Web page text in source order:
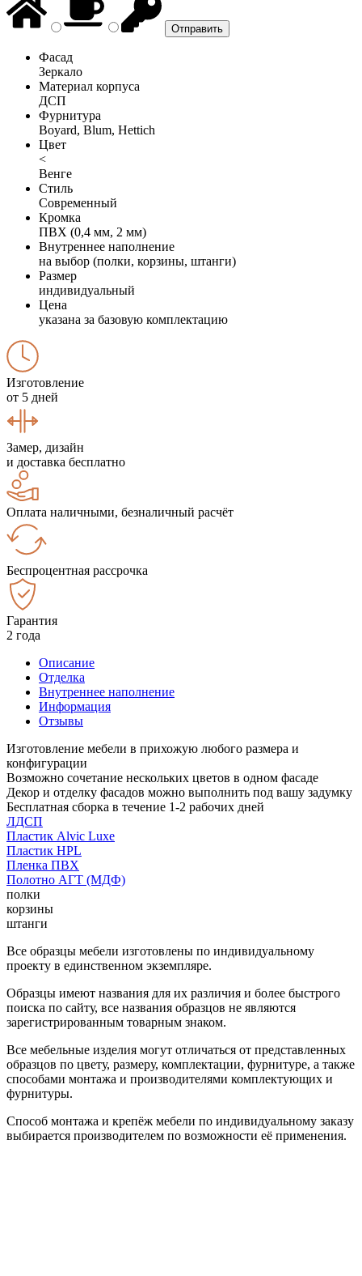
Фасад
Зеркало
Материал корпуса
ДСП
Фурнитура
Boyard, Blum, Hettich
Цвет
<
Венге
Стиль
Современный
Кромка
ПВХ (0,4 мм, 2 мм)
Внутреннее наполнение
на выбор (полки, корзины, штанги)
Размер
индивидуальный
Цена
указана за базовую комплектацию
Изготовление
от 5 дней
Замер, дизайн
и доставка бесплатно
Оплата наличными, безналичный расчёт
Беспроцентная рассрочка
Гарантия
2 года
Описание
Отделка
Внутреннее наполнение
Информация
Отзывы
Изготовление мебели в прихожую любого размера и
конфигурации
Возможно сочетание нескольких цветов в одном фасаде
Декор и отделку фасадов можно выполнить под вашу задумку
Бесплатная сборка в течение 1-2 рабочих дней
ЛДСП
Пластик Alvic Luxe
Пластик HPL
Пленка ПВХ
Полотно АГТ (МДФ)
полки
корзины
штанги
Все образцы мебели изготовлены по индивидуальному
проекту в единственном экземпляре.
Образцы имеют названия для их различия и более быстрого
поиска по сайту, все названия образцов не являются
зарегистрированным товарным знаком.
Все мебельные изделия могут отличаться от представленных
образцов по цвету, размеру, комплектации, фурнитуре, а также
способами монтажа и производителями комплектующих и
фурнитуры.
Способ монтажа и крепёж мебели по индивидуальному заказу
выбирается производителем по возможности её применения.